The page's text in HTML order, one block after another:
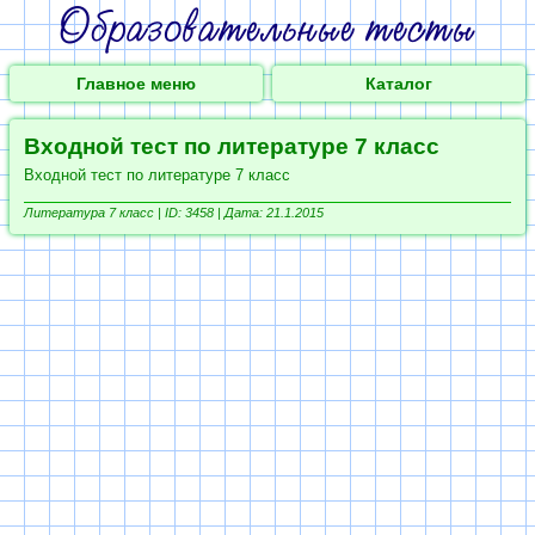
Главное меню Каталог
Входной тест по литературе 7 класс
Входной тест по литературе 7 класс
Литература 7 класс | ID: 3458 | Дата: 21.1.2015